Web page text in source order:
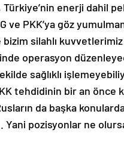
Türkiye’nin enerji dahil
ve PKK’ya göz
silahlı kuvvetlerimiz
operasyon
sağlıklı
tehdidinin bir an önce
da başka
Yani pozisyonlar ne